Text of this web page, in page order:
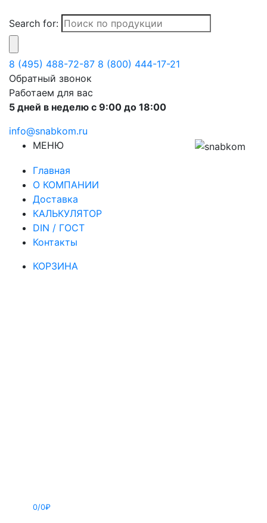
Search for:
8 (495) 488-72-87 8 (800) 444-17-21
Обратный звонок
Работаем для вас
5 дней в неделю с 9:00 до 18:00
info@snabkom.ru
МЕНЮ
Главная
О КОМПАНИИ
Доставка
КАЛЬКУЛЯТОР
DIN / ГОСТ
Контакты
КОРЗИНА
0/0₽